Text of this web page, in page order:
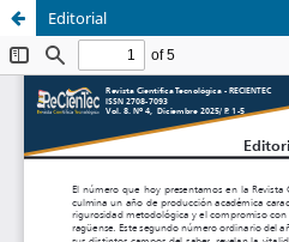
Editorial